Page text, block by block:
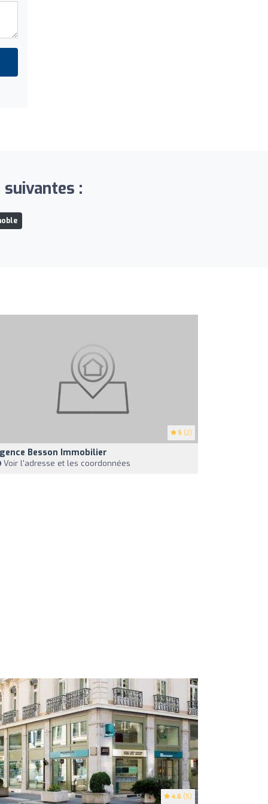
:
5 (2)
Besson Immobilier
Voir l'adresse et les coordonnées
4.6 (5)